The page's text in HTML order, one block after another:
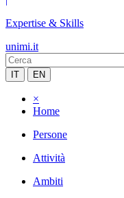
Expertise & Skills
unimi.it
IT EN
×
Home
Persone
Attività
Ambiti